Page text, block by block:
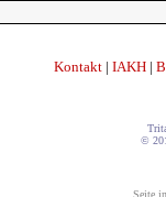
Kontakt | IAKH |
©
Seite